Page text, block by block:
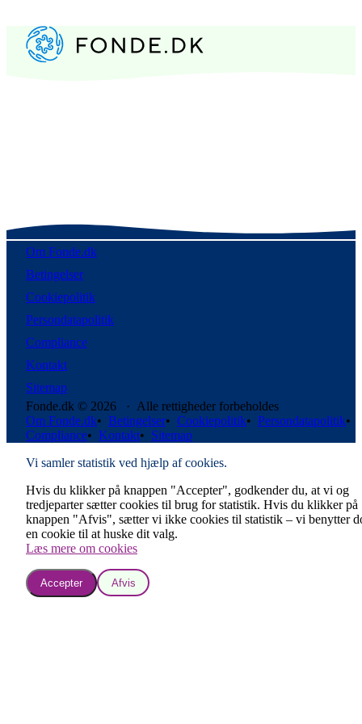
Om Fonde.dk
Betingelser
Cookiepolitik
Persondatapolitik
Compliance
Kontakt
Sitemap
Fonde.dk © 2026 · Alle rettigheder forbeholdes
Om Fonde.dk• Betingelser• Cookiepolitik• Persondatapolitik•
Compliance• Kontakt• Sitemap
Vi samler statistik ved hjælp af cookies.
Hvis du klikker på knappen "Accepter", godkender du, at vi og
tredjeparter sætter cookies til brug for statistik. Hvis du klikker på
knappen "Afvis", sætter vi ikke cookies til statistik – vi benytter
en cookie til at huske dit valg.
Læs mere om cookies
Accepter Afvis